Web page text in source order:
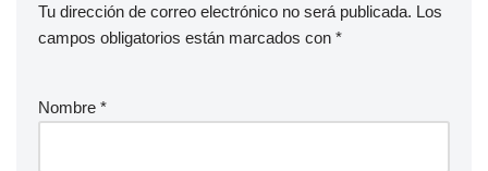
Tu dirección de correo electrónico no será publicada. Los
campos obligatorios están marcados con *
Nombre *